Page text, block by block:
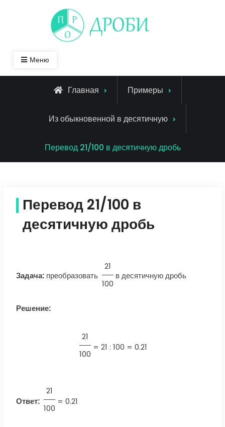
Меню
Главная Примеры
Из обыкновенной в десятичную
Перевод 21/100 в десятичную дробь
Перевод 21/100 в
десятичную дробь
Задача:преобразовать
21
100
в десятичную дробь
Решение:
21
100
= 21 : 100 = 0.21
Ответ:
21
100
= 0.21